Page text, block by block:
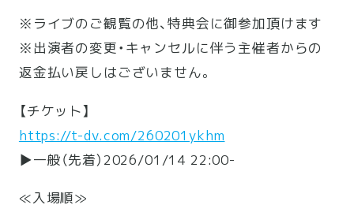
※ライブのご観覧の他、特典会に御参加頂けます
※出演者の変更・キャンセルに伴う主催者からの
返金払い戻しはございません。
【チケット】
https://t-dv.com/260201ykhm
▶一般（先着）2026/01/14 22:00-
≪入場順≫